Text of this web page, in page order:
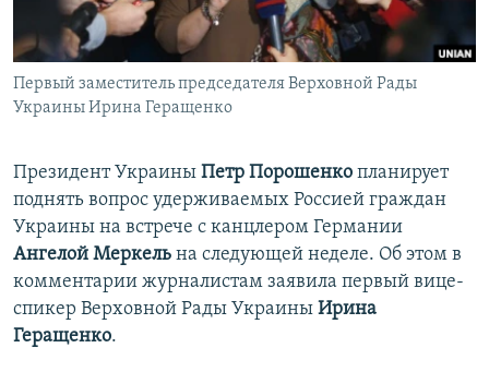
ELIFBE
УКРАИНСКАЯ ПРОБЛЕМА КРЫМА
Все сайты RFE/RL
Первый заместитель председателя Верховной Рады
Украины Ирина Геращенко
Президент Украины Петр Порошенко планирует
поднять вопрос удерживаемых Россией граждан
Украины на встрече с канцлером Германии
Ангелой Меркель на следующей неделе. Об этом в
комментарии журналистам заявила первый вице-
спикер Верховной Рады Украины Ирина
Геращенко.